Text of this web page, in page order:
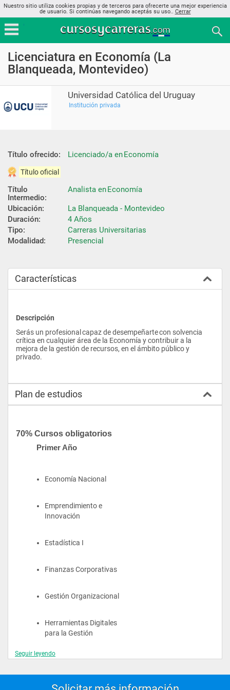
Nuestro sitio utiliza cookies propias y de terceros para ofrecerte una mejor experiencia
de usuario. Si continúas navegando aceptás su uso.. Cerrar
Licenciatura en Economía (La
Blanqueada, Montevideo)
Universidad Católica del Uruguay
Institución privada
Título ofrecido: Licenciado/a en Economía
Título oficial
Título
Intermedio:
Analista en Economía
Ubicación:
La Blanqueada - Montevideo
Duración:
4 Años
Tipo:
Carreras Universitarias
Modalidad:
Presencial
Características
Descripción
Serás un profesional capaz de desempeñarte con solvencia
crítica en cualquier área de la Economía y contribuir a la
mejora de la gestión de recursos, en el ámbito público y
privado.
Plan de estudios
70% Cursos obligatorios
Primer Año
Economía Nacional
Emprendimiento e
Innovación
Estadística I
Finanzas Corporativas
Gestión Organizacional
Herramientas Digitales
para la Gestión
Información Financiera
Seguir leyendo